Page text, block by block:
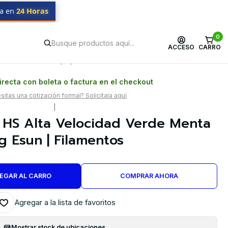
ACCESO
0
CARRO
en 24 Horas
Filamentos
con boleta o factura en el checkout
una cotización formal? Solicítala aquí
HS Alta Velocidad Verde Menta
Esun | Filamentos
AL CARRO COMPRAR AHORA
Agregar a la lista de favoritos